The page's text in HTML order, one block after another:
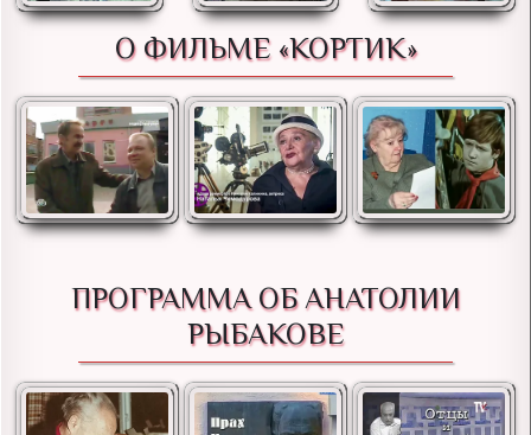
О ФИЛЬМЕ «КОРТИК»
ПРОГРАММА ОБ АНАТОЛИИ
РЫБАКОВЕ